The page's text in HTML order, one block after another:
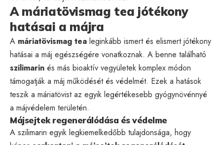
A máriatövismag tea jótékony
hatásai a májra
A máriatövismag tea leginkább ismert és elismert jótékony
hatásai a máj egészségére vonatkoznak. A benne található
szilimarin és más bioaktív vegyületek komplex módon
támogatják a máj működését és védelmét. Ezek a hatások
teszik a máriatövist az egyik legértékesebb gyógynövénnyé
a májvédelem területén.
Májsejtek regenerálódása és védelme
A szilimarin egyik legkiemelkedőbb tulajdonsága, hogy